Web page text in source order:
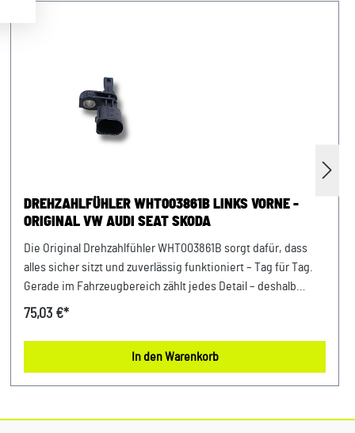
DREHZAHLFÜHLER WHT003861B LINKS VORNE -
ORIGINAL VW AUDI SEAT SKODA
Die Original Drehzahlfühler WHT003861B sorgt dafür, dass
alles sicher sitzt und zuverlässig funktioniert – Tag für Tag.
Gerade im Fahrzeugbereich zählt jedes Detail – deshalb
profitierst Du von einem sicheren Gefühl bei jeder Fahrt und
Bauweise lässt sich das Teil schnell integrieren und
zuverlässig einsetzen. Entwickelt für Fahrzeuge der VAG-
Verwendung: 100 % passgenau, da Original Ersatzteile
75,03 €*
In den Warenkorb